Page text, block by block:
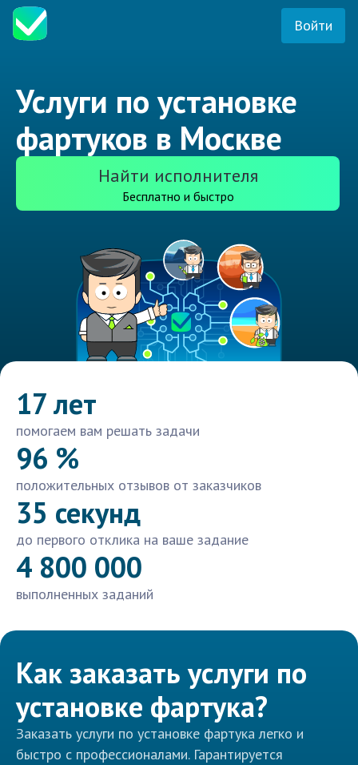
Войти
Услуги по установке
фартуков в Москве
Найти исполнителя
Бесплатно и быстро
17 лет
помогаем вам решать задачи
96 %
положительных отзывов от заказчиков
35 секунд
до первого отклика на ваше задание
4 800 000
выполненных заданий
Как заказать услуги по
установке фартука?
Заказать услуги по установке фартука легко и
быстро с профессионалами. Гарантируется